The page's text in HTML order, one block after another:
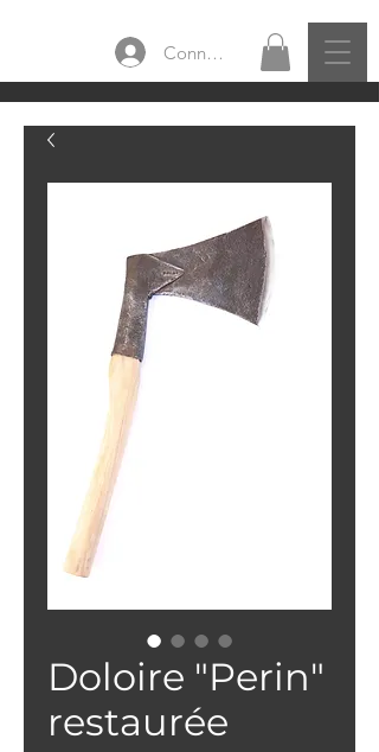
Connexion
Doloire "Perin"
restaurée